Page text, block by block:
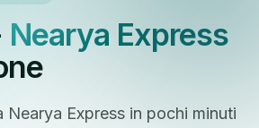
Nearya Express
Nearya Express in pochi minuti